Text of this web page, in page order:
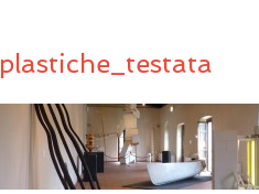
plastiche_testata